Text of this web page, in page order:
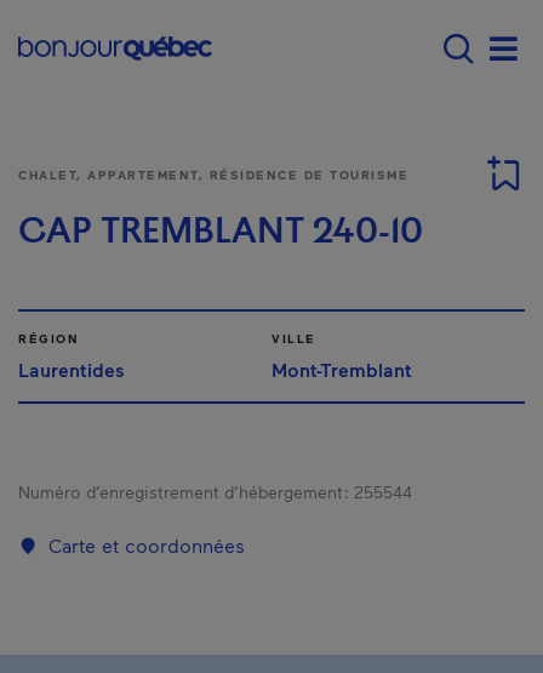
Main navigation -
CHALET, APPARTEMENT, RÉSIDENCE DE TOURISME
CAP TREMBLANT 240-10
RÉGION
Laurentides
VILLE
Mont-Tremblant
Numéro d’enregistrement d’hébergement : 255544
Carte et coordonnées